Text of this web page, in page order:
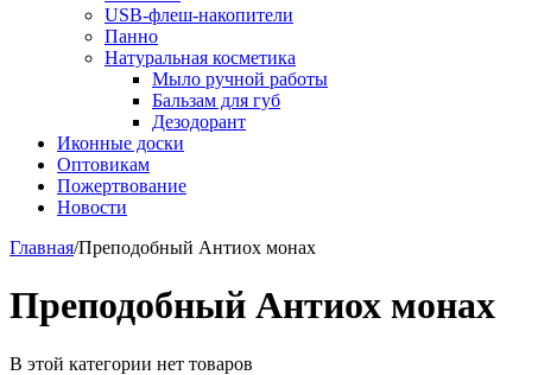
USB-флеш-накопители
Панно
Натуральная косметика
Мыло ручной работы
Бальзам для губ
Дезодорант
Иконные доски
Оптовикам
Пожертвование
Новости
Главная/Преподобный Антиох монах
Преподобный Антиох монах
В этой категории нет товаров